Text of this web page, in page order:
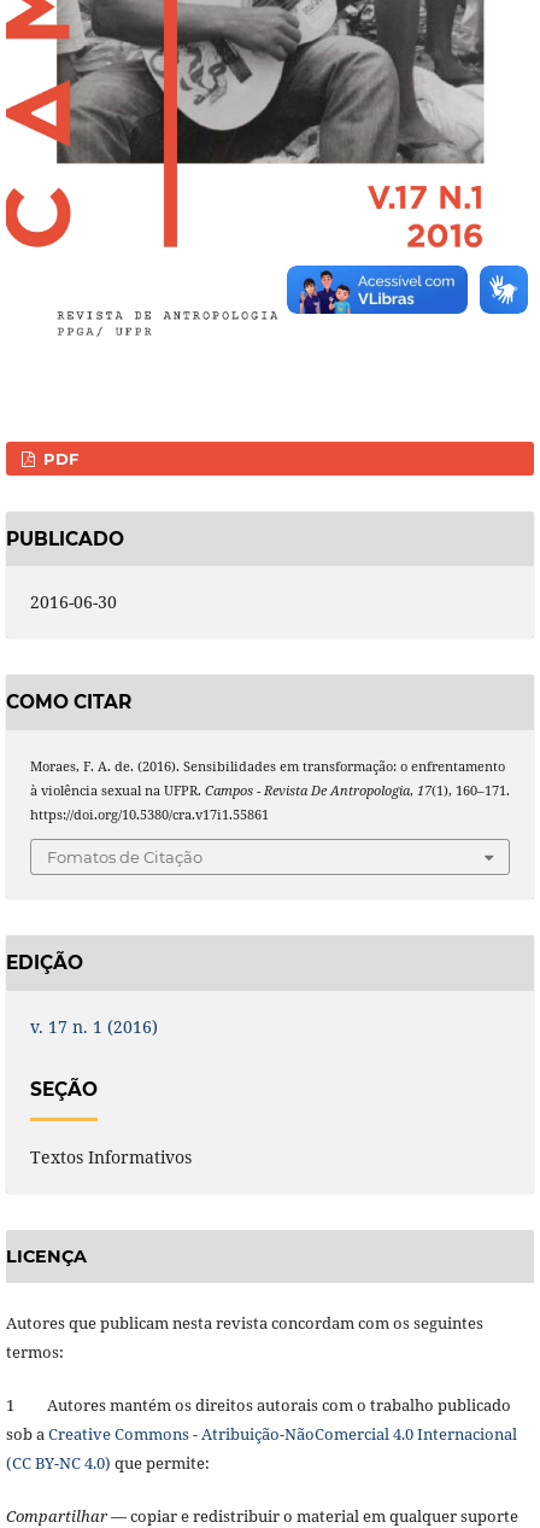
PDF
PUBLICADO
2016-06-30
COMO CITAR
Moraes, F. A. de. (2016). Sensibilidades em transformação: o enfrentamento
à violência sexual na UFPR. Campos - Revista De Antropologia, 17(1), 160–171.
https://doi.org/10.5380/cra.v17i1.55861
Fomatos de Citação
EDIÇÃO
v. 17 n. 1 (2016)
SEÇÃO
Textos Informativos
LICENÇA
Autores que publicam nesta revista concordam com os seguintes
termos:
1 Autores mantém os direitos autorais com o trabalho publicado
sob a Creative Commons - Atribuição-NãoComercial 4.0 Internacional
(CC BY-NC 4.0) que permite:
Compartilhar— copiar e redistribuir o material em qualquer suporte